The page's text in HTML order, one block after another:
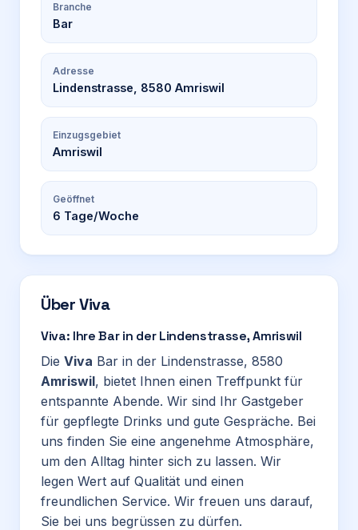
Branche
Bar
Adresse
Lindenstrasse, 8580 Amriswil
Einzugsgebiet
Amriswil
Geöffnet
6 Tage/Woche
ÜberViva
Viva: Ihre Bar in der Lindenstrasse, Amriswil
Die Viva Bar in der Lindenstrasse, 8580
Amriswil, bietet Ihnen einen Treffpunkt für
entspannte Abende. Wir sind Ihr Gastgeber
für gepflegte Drinks und gute Gespräche. Bei
uns finden Sie eine angenehme Atmosphäre,
um den Alltag hinter sich zu lassen. Wir
legen Wert auf Qualität und einen
freundlichen Service. Wir freuen uns darauf,
Sie bei uns begrüssen zu dürfen.